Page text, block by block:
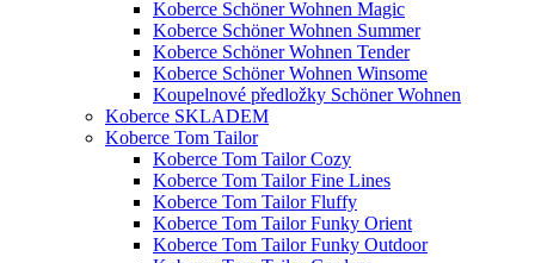
Koberce Schöner Wohnen Magic
Koberce Schöner Wohnen Summer
Koberce Schöner Wohnen Tender
Koberce Schöner Wohnen Winsome
Koupelnové předložky Schöner Wohnen
Koberce SKLADEM
Koberce Tom Tailor
Koberce Tom Tailor Cozy
Koberce Tom Tailor Fine Lines
Koberce Tom Tailor Fluffy
Koberce Tom Tailor Funky Orient
Koberce Tom Tailor Funky Outdoor